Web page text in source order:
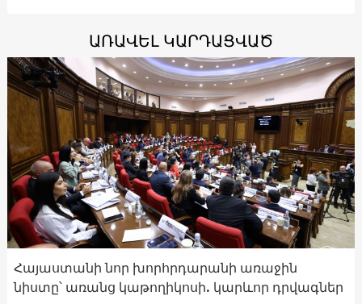
ԱՌԱՎԵԼ ԿԱՐԴԱՑՎԱԾ
Հայաստանի նոր խորհրդարանի առաջին
նիստը՝ առանց կաթողիկոսի. կարևոր դրվագներ